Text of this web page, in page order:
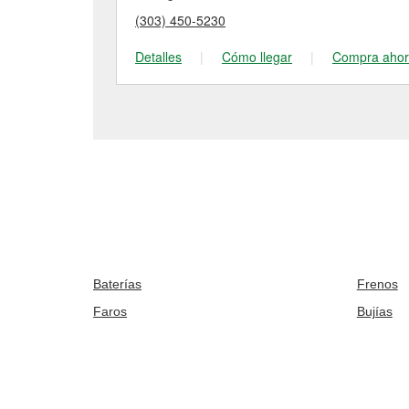
(303) 450-5230
Detalles
| Cómo llegar | Compra
Baterías
Frenos
Faros
Bujías